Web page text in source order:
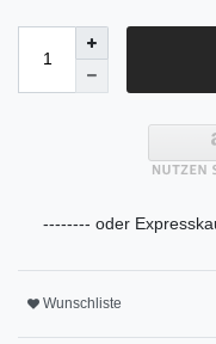
-------- oder
Wunschliste